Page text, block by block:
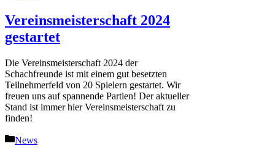
Vereinsmeisterschaft 2024
gestartet
Die Vereinsmeisterschaft 2024 der
Schachfreunde ist mit einem gut besetzten
Teilnehmerfeld von 20 Spielern gestartet. Wir
freuen uns auf spannende Partien! Der aktueller
Stand ist immer hier Vereinsmeisterschaft zu
finden!
Kategorien
News